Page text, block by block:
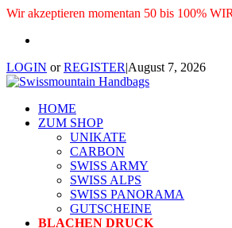
Wir akzeptieren momentan 50 bis 100%
LOGIN orREGISTER|August 7, 2026
HOME
ZUM SHOP
UNIKATE
CARBON
SWISS ARMY
SWISS ALPS
SWISS PANORAMA
GUTSCHEINE
BLACHEN DRUCK